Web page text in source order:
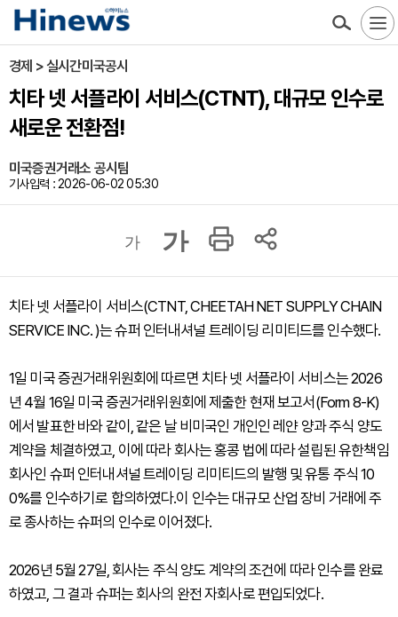
경제 > 실시간미국공시
치타 넷 서플라이 서비스(CTNT), 대규모 인수로
새로운 전환점!
미국증권거래소 공시팀
기사입력 : 2026-06-02 05:30
가 가
치타 넷 서플라이 서비스(CTNT, CHEETAH NET SUPPLY CHAIN
SERVICE INC. )는 슈퍼 인터내셔널 트레이딩 리미티드를 인수했다.
1일 미국 증권거래위원회에 따르면 치타 넷 서플라이 서비스는 2026
년 4월 16일 미국 증권거래위원회에 제출한 현재 보고서(Form 8-K)
에서 발표한 바와 같이, 같은 날 비미국인 개인인 레얀 양과 주식 양도
계약을 체결하였고, 이에 따라 회사는 홍콩 법에 따라 설립된 유한책임
회사인 슈퍼 인터내셔널 트레이딩 리미티드의 발행 및 유통 주식 10
0%를 인수하기로 합의하였다.이 인수는 대규모 산업 장비 거래에 주
로 종사하는 슈퍼의 인수로 이어졌다.
2026년 5월 27일, 회사는 주식 양도 계약의 조건에 따라 인수를 완료
하였고, 그 결과 슈퍼는 회사의 완전 자회사로 편입되었다.